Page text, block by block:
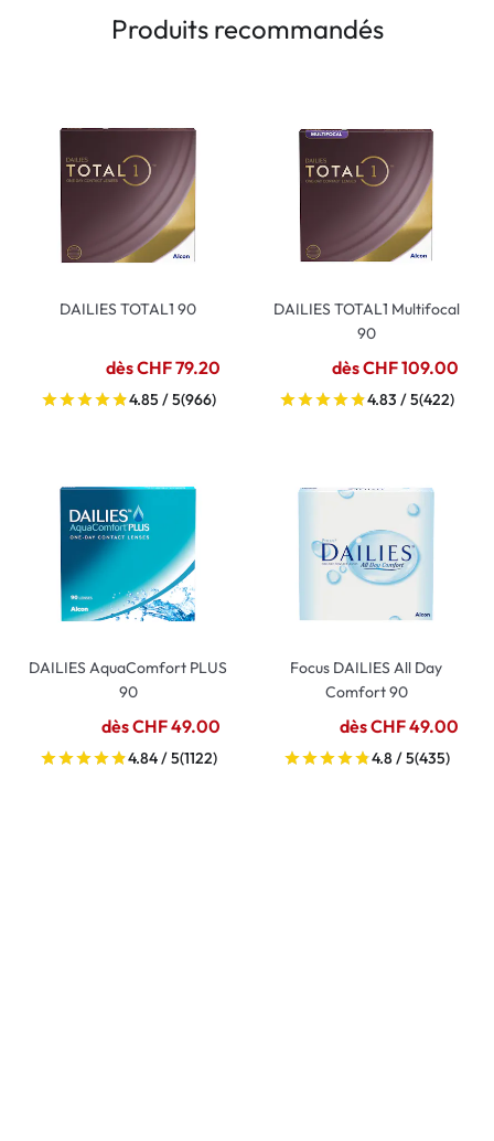
Produits recommandés
DAILIES TOTAL1 90
dès CHF 79.20
4.85 / 5(966)
DAILIES TOTAL1 Multifocal
90
dès CHF 109.00
4.83 / 5(422)
DAILIES AquaComfort PLUS
90
dès CHF 49.00
4.84 / 5(1122)
Focus DAILIES All Day
Comfort 90
dès CHF 49.00
4.8 / 5(435)